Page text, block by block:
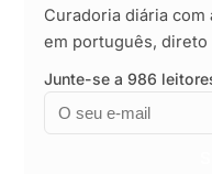
Curadoria diária
em português, direto
Junte-se a 986
Email
Empresa